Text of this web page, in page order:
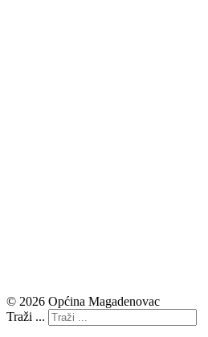
© 2026 Općina Magadenovac
Traži ...